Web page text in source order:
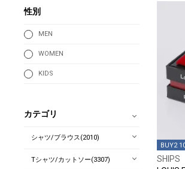
BUY2
SHIPS
性別
MEN
WOMEN
KIDS
カテゴリ
シャツ/ブラウス(2010)
Tシャツ/カットソー(3307)